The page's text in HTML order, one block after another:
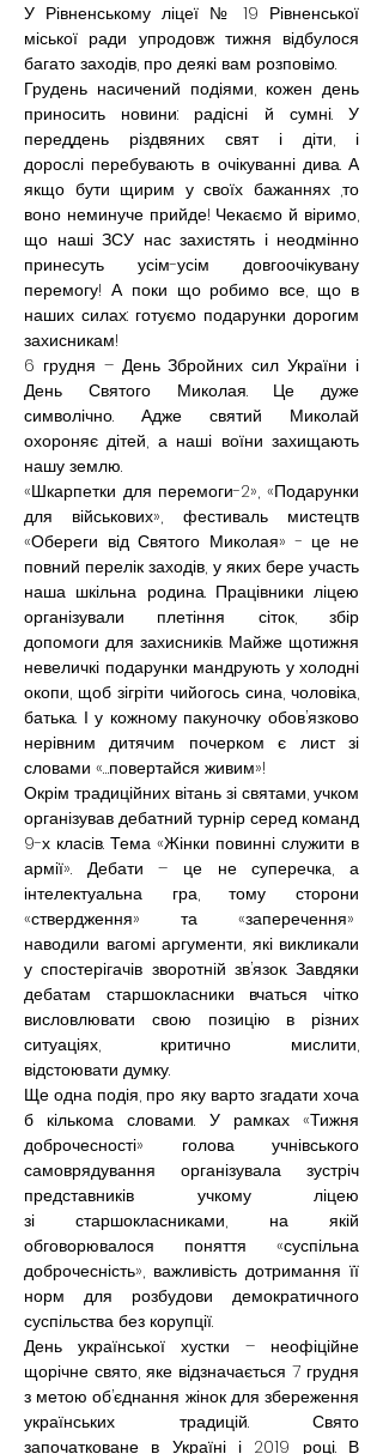
У Рівненському ліцеї № 19 Рівненської
міської ради упродовж тижня відбулося
багато заходів, про деякі вам розповімо.
Грудень насичений подіями, кожен день
приносить новини: радісні й сумні. У
переддень різдвяних свят і діти, і
дорослі перебувають в очікуванні дива. А
якщо бути щирим у своїх бажаннях ,то
воно неминуче прийде! Чекаємо й віримо,
що наші ЗСУ нас захистять і неодмінно
принесуть усім-усім довгоочікувану
перемогу! А поки що робимо все, що в
наших силах: готуємо подарунки дорогим
захисникам!
6 грудня – День Збройних сил України і
День Святого Миколая. Це дуже
символічно. Адже святий Миколай
охороняє дітей, а наші воїни захищають
нашу землю.
«Шкарпетки для перемоги-2», «Подарунки
для військових», фестиваль мистецтв
«Обереги від Святого Миколая» - це не
повний перелік заходів, у яких бере участь
наша шкільна родина. Працівники ліцею
організували плетіння сіток, збір
допомоги для захисників. Майже щотижня
невеличкі подарунки мандрують у холодні
окопи, щоб зігріти чийогось сина, чоловіка,
батька. І у кожному пакуночку обов’язково
нерівним дитячим почерком є лист зі
словами «…повертайся живим»!
Окрім традиційних вітань зі святами, учком
організував дебатний турнір серед команд
9-х класів. Тема «Жінки повинні служити в
армії». Дебати – це не суперечка, а
інтелектуальна гра, тому сторони
«ствердження» та «заперечення»
наводили вагомі аргументи, які викликали
у спостерігачів зворотній зв’язок. Завдяки
дебатам старшокласники вчаться чітко
висловлювати свою позицію в різних
ситуаціях, критично мислити,
відстоювати думку.
Ще одна подія, про яку варто згадати хоча
б кількома словами. У рамках «Тижня
доброчесності» голова учнівського
самоврядування організувала зустріч
представників учкому ліцею
зі старшокласниками, на якій
обговорювалося поняття «суспільна
доброчесність», важливість дотримання її
норм для розбудови демократичного
суспільства без корупції.
День української хустки – неофіційне
щорічне свято, яке відзначається 7 грудня
з метою об’єднання жінок для збереження
українських традицій. Свято
започатковане в Україні і 2019 році. В